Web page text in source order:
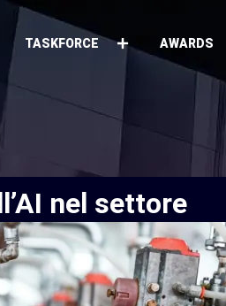
TASKFORCE AWARDS
nel settore